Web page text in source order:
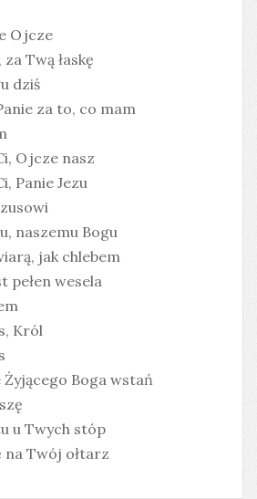
Ojcze
Twą łaskę
dziś
za to, co mam
Ojcze nasz
Panie Jezu
naszemu Bogu
jak chlebem
pełen wesela
Król
Żyjącego Boga wstań
u Twych stóp
na Twój ołtarz